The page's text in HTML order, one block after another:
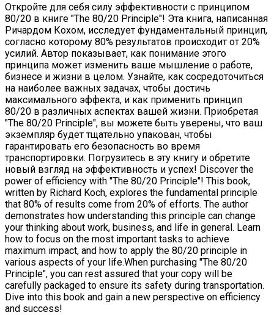
Откройте для себя силу эффективности с принципом
80/20 в книге "The 80/20 Principle"! Эта книга, написанная
Ричардом Кохом, исследует фундаментальный принцип,
согласно которому 80% результатов происходит от 20%
усилий. Автор показывает, как понимание этого
принципа может изменить ваше мышление о работе,
бизнесе и жизни в целом. Узнайте, как сосредоточиться
на наиболее важных задачах, чтобы достичь
максимального эффекта, и как применить принцип
80/20 в различных аспектах вашей жизни. Приобретая
"The 80/20 Principle", вы можете быть уверены, что ваш
экземпляр будет тщательно упакован, чтобы
гарантировать его безопасность во время
транспортировки. Погрузитесь в эту книгу и обретите
новый взгляд на эффективность и успех! Discover the
power of efficiency with "The 80/20 Principle"! This book,
written by Richard Koch, explores the fundamental principle
that 80% of results come from 20% of efforts. The author
demonstrates how understanding this principle can change
your thinking about work, business, and life in general. Learn
how to focus on the most important tasks to achieve
maximum impact, and how to apply the 80/20 principle in
various aspects of your life.When purchasing "The 80/20
Principle", you can rest assured that your copy will be
carefully packaged to ensure its safety during transportation.
Dive into this book and gain a new perspective on efficiency
and success!